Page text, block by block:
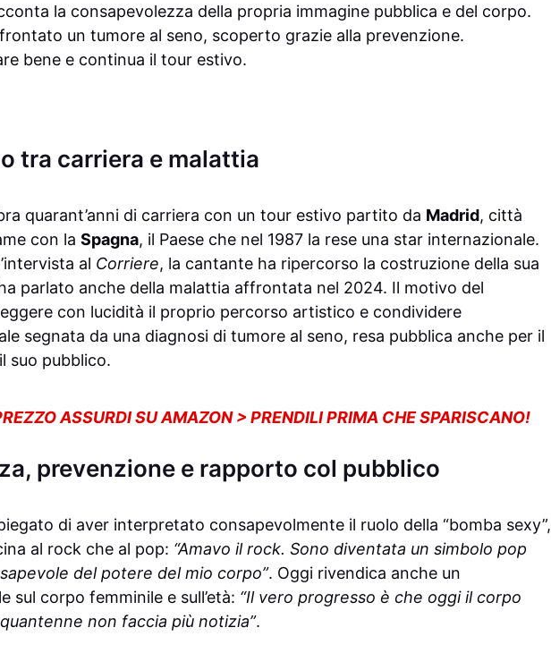
la consapevolezza della propria immagine pubblica e del corpo.
un tumore al seno, scoperto grazie alla prevenzione.
bene e continua il tour estivo.
tra carriera e malattia
quarant’anni di carriera con un tour estivo partito da Madrid, città
con la Spagna, il Paese che nel 1987 la rese una star internazionale.
al Corriere, la cantante ha ripercorso la costruzione della sua
parlato anche della malattia affrontata nel 2024. Il motivo del
con lucidità il proprio percorso artistico e condividere
segnata da una diagnosi di tumore al seno, resa pubblica anche per il
suo pubblico.
ASSURDI SU AMAZON > PRENDILI PRIMA CHE SPARISCANO!
prevenzione e rapporto col pubblico
di aver interpretato consapevolmente il ruolo della “bomba sexy”,
al rock che al pop: “Amavo il rock. Sono diventata un simbolo pop
del potere del mio corpo”. Oggi rivendica anche un
sul corpo femminile e sull’età: “Il vero progresso è che oggi il corpo
non faccia più notizia”.